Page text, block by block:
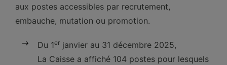
aux postes accessibles par recrutement,
embauche, mutation ou promotion.
Du 1er janvier au 31 décembre 2025,
La Caisse a affiché 104 postes pour lesquels